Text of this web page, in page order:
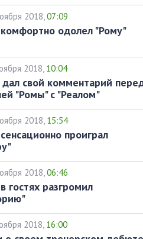
2018,07:09
комфортно одолел "Рому"
2018, 10:04
свой комментарий
"Ромы" с "Реалом"
2018, 15:54
проиграл
2018,06:46
гостях разгромил
2018, 16:00